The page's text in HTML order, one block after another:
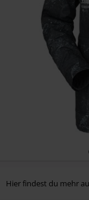
Hier findest du mehr